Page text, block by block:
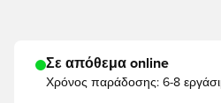
Σε απόθεμα online
Χρόνος παράδοσης: 6-8